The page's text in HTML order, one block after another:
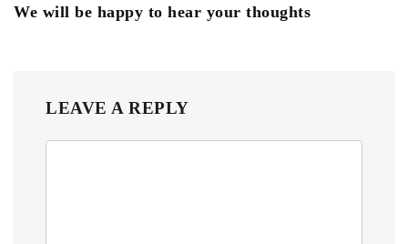
We will be happy to hear your thoughts
LEAVE A REPLY